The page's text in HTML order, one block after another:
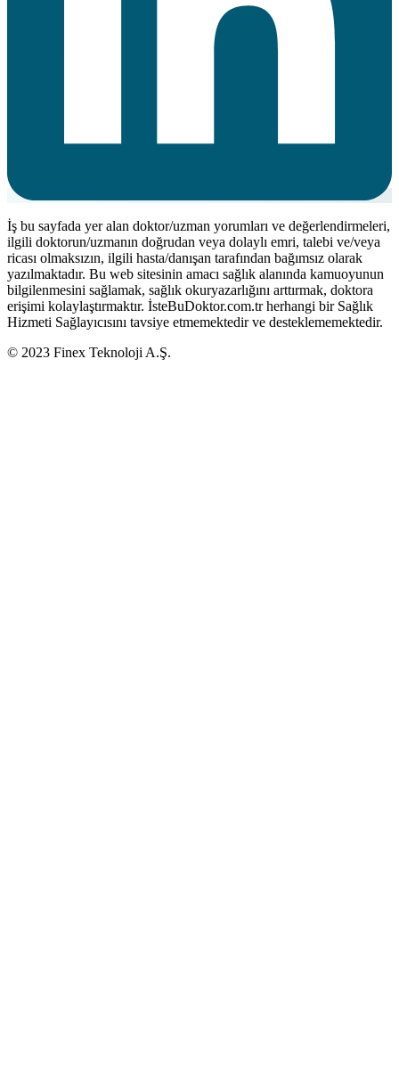
İş bu sayfada yer alan doktor/uzman yorumları ve değerlendirmeleri,
ilgili doktorun/uzmanın doğrudan veya dolaylı emri, talebi ve/veya
ricası olmaksızın, ilgili hasta/danışan tarafından bağımsız olarak
yazılmaktadır. Bu web sitesinin amacı sağlık alanında kamuoyunun
bilgilenmesini sağlamak, sağlık okuryazarlığını arttırmak, doktora
erişimi kolaylaştırmaktır. İsteBuDoktor.com.tr herhangi bir Sağlık
Hizmeti Sağlayıcısını tavsiye etmemektedir ve desteklememektedir.
© 2023 Finex Teknoloji A.Ş.